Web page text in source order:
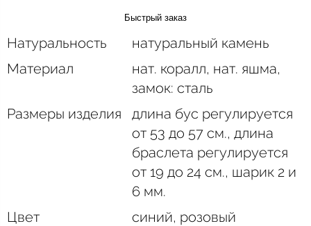
Быстрый заказ
Натуральность
натуральный камень
Материал
нат. коралл, нат. яшма,
замок: сталь
Размеры изделия
длина бус регулируется
от 53 до 57 см., длина
браслета регулируется
от 19 до 24 см., шарик 2 и
6 мм.
Цвет
синий, розовый